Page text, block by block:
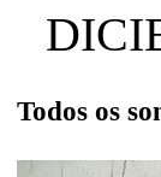
Todos os